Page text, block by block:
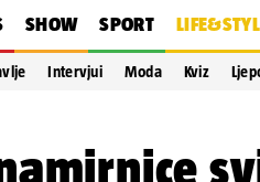
SHOW SPORT
Intervjui Moda Kviz